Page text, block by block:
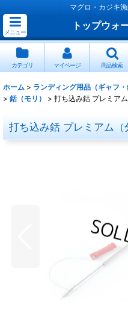
マグロ・カジキ
メニュー
トップウォ
カテゴリ マイページ 商品検索
ホーム > ランディング用品（ギャフ
> 銛（モリ） > 打ち込み銛 プレミアム
打ち込み銛 プレミアム（